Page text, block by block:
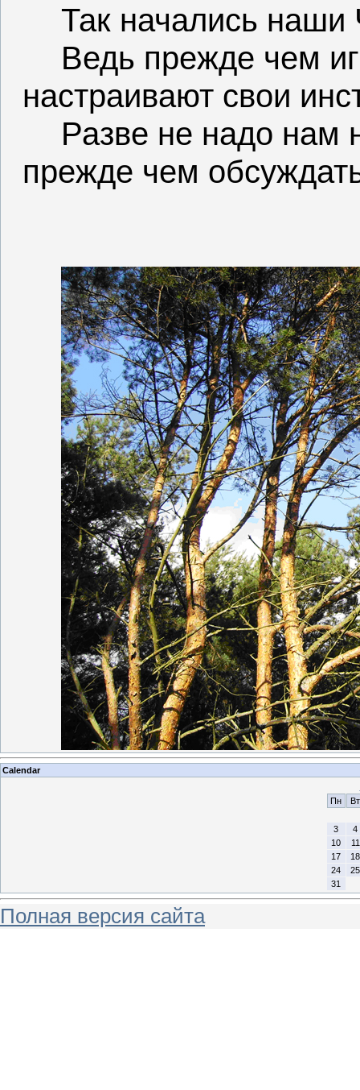
Так начались наши
Ведь прежде чем
настраивают свои
Разве не надо нам
прежде чем
Calendar
Пн
Вт
3
4
10
11
17
18
24
25
31
Полная версия сайта